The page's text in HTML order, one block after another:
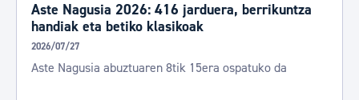
Aste Nagusia 2026: 416 jarduera, berrikuntza
handiak eta betiko klasikoak
2026/07/27
Aste Nagusia abuztuaren 8tik 15era ospatuko da